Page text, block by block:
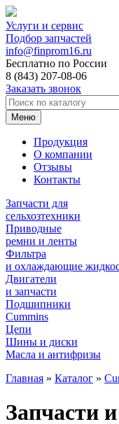
Услуги и сервис
Подбор запчастей
info@finprom16.ru
Бесплатно по России
8 (843) 207-08-06
Заказать звонок
Меню
Продукция
О компании
Отзывы
Контакты
Запчасти для
сельхозтехники
Приводные
ремни и ленты
Фильтра
и охлаждающие
Двигатели
и запчасти
Подшипники
Cummins
Цепи
Шины и диски
Масла и антифризы
Главная » Каталог »
Запчасти